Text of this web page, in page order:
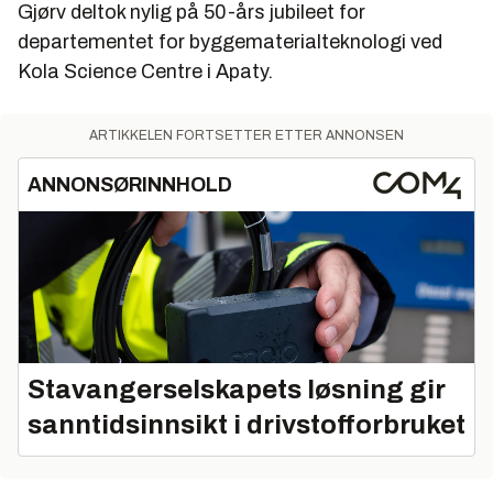
Gjørv deltok nylig på 50-års jubileet for
departementet for byggematerialteknologi ved
Kola Science Centre i Apaty.
ARTIKKELEN FORTSETTER ETTER ANNONSEN
ANNONSØRINNHOLD
Stavangerselskapets løsning gir
sanntidsinnsikt i drivstofforbruket